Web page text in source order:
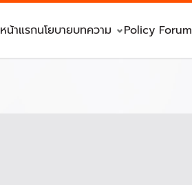
หน้าแรกนโยบายบทความ Policy Forum